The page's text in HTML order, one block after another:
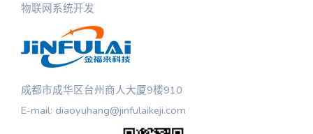
物联网系统开发
成都市成华区台州商人大厦9楼910
E-mail: diaoyuhang@jinfulaikeji.com